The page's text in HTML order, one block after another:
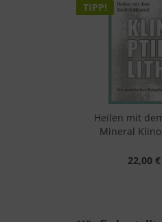
TIPP!
Heilen mit
Mineral
22,00